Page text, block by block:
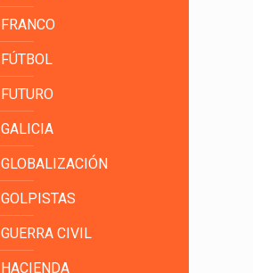
FRANCO
FÚTBOL
FUTURO
GALICIA
GLOBALIZACIÓN
GOLPISTAS
GUERRA CIVIL
HACIENDA